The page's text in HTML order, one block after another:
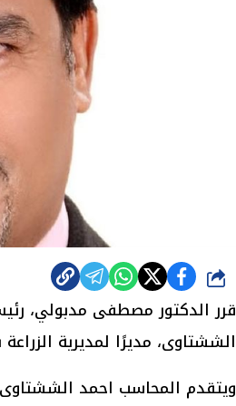
شارك
قرر الدكتور مصطفى مدبولي،
الششتاوى، مديرًا لمديرية
ويتقدم المحاسب احمد